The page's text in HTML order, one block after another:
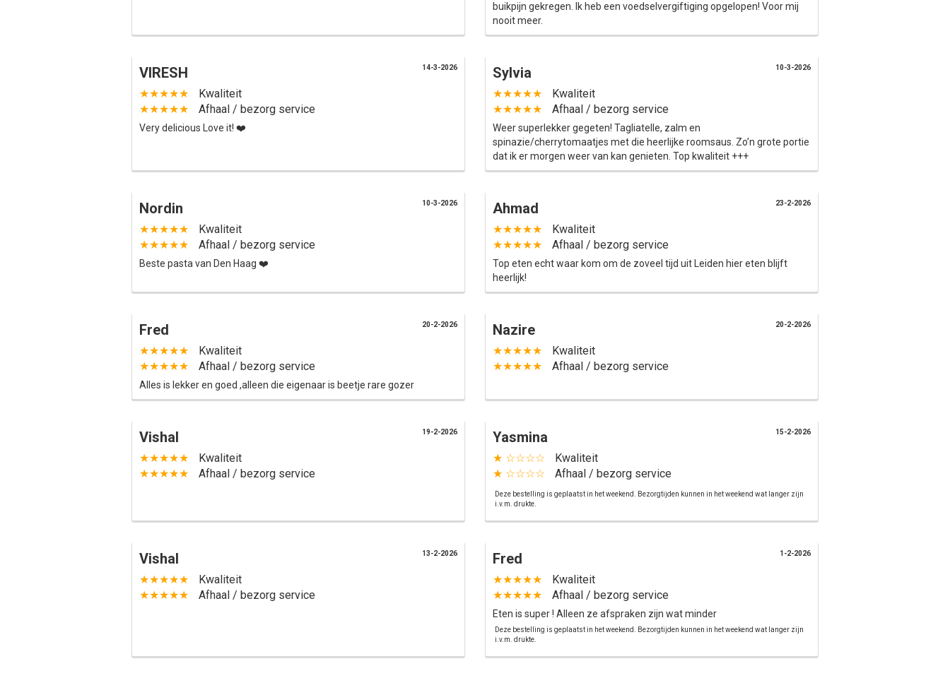
buikpijn gekregen. Ik heb een voedselvergiftiging opgelopen! Voor mij
nooit meer.
VIRESH
★★★★★
Kwaliteit
★★★★★
Afhaal / bezorg service
Very delicious Love it! ❤️
14-3-2026 Sylvia
★★★★★
Kwaliteit
★★★★★
Afhaal / bezorg service
Weer superlekker gegeten! Tagliatelle, zalm en
spinazie/cherrytomaatjes met die heerlijke roomsaus. Zo’n grote portie
dat ik er morgen weer van kan genieten. Top kwaliteit +++
10-3-2026
Nordin
★★★★★
Kwaliteit
★★★★★
Afhaal / bezorg service
Beste pasta van Den Haag ❤️
10-3-2026 Ahmad
★★★★★
Kwaliteit
★★★★★
Afhaal / bezorg service
Top eten echt waar kom om de zoveel tijd uit Leiden hier eten blijft
heerlijk!
23-2-2026
Fred
★★★★★
Kwaliteit
★★★★★
Afhaal / bezorg service
Alles is lekker en goed ,alleen die eigenaar is beetje rare gozer
20-2-2026 Nazire
★★★★★
Kwaliteit
★★★★★
Afhaal / bezorg service
20-2-2026
Vishal
★★★★★
Kwaliteit
★★★★★
Afhaal / bezorg service
19-2-2026 Yasmina
★ ☆☆☆☆
Kwaliteit
★ ☆☆☆☆
Afhaal / bezorg service
Deze bestelling is geplaatst in het weekend. Bezorgtijden kunnen in het weekend wat langer zijn
i.v.m. drukte.
15-2-2026
Vishal
★★★★★
Kwaliteit
★★★★★
Afhaal / bezorg service
13-2-2026 Fred
★★★★★
Kwaliteit
★★★★★
Afhaal / bezorg service
Eten is super ! Alleen ze afspraken zijn wat minder
Deze bestelling is geplaatst in het weekend. Bezorgtijden kunnen in het weekend wat langer zijn
i.v.m. drukte.
1-2-2026